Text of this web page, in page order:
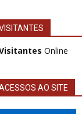
Online
AO SITE